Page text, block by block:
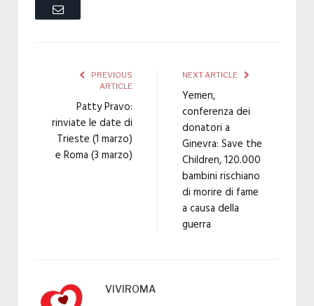
Email
PREVIOUS
ARTICLE
Patty Pravo:
rinviate le date di
Trieste (1 marzo)
e Roma (3 marzo)
NEXT ARTICLE
Yemen,
conferenza dei
donatori a
Ginevra: Save the
Children, 120.000
bambini rischiano
di morire di fame
a causa della
guerra
VIVIROMA